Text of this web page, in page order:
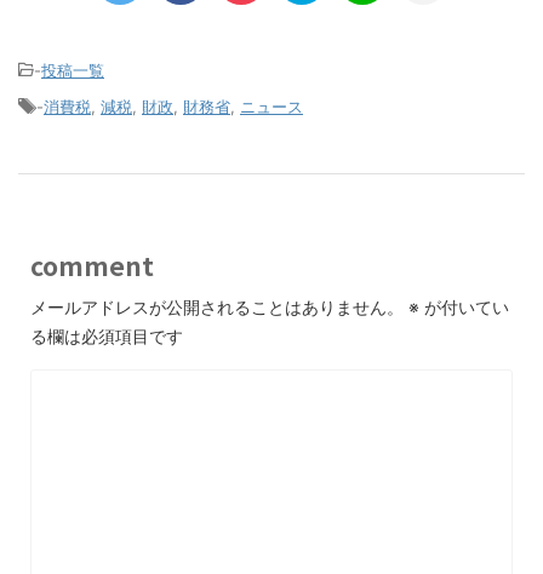
-投稿一覧
-消費税 減税 財政 財務省 ニュース
comment
メールアドレスが公開されることはありません。 ※ が付いてい
る欄は必須項目です